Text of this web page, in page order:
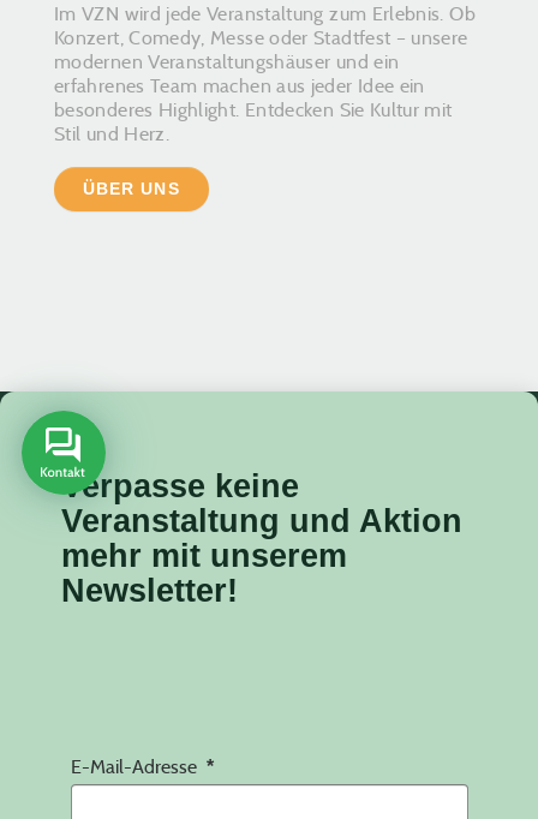
Im VZN wird jede Veranstaltung zum Erlebnis. Ob
Konzert, Comedy, Messe oder Stadtfest – unsere
modernen Veranstaltungshäuser und ein
erfahrenes Team machen aus jeder Idee ein
besonderes Highlight. Entdecken Sie Kultur mit
Stil und Herz.
ÜBER UNS
Verpasse keine
Veranstaltung und Aktion
mehr mit unserem
Newsletter!
E-Mail-Adresse